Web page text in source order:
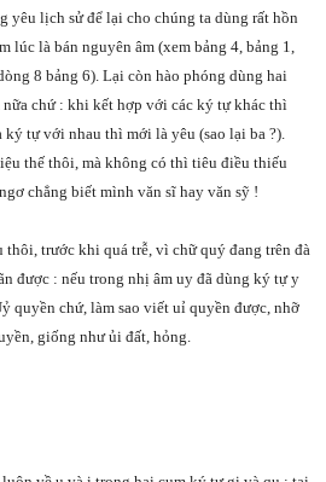
yêu lịch sử để lại cho chúng ta dùng rất hồn
lúc là bán nguyên âm (xem bảng 4, bảng 1,
8 bảng 6). Lại còn hào phóng dùng hai
nữa chứ : khi kết hợp với các ký tự khác thì
tự với nhau thì mới là yêu (sao lại ba ?).
thế thôi, mà không có thì tiêu điều thiếu
chẳng biết mình văn sĩ hay văn sỹ !
trước khi quá trễ, vì chữ quý đang trên đà
được : nếu trong nhị âm uy đã dùng ký tự y
quyền chứ, làm sao viết uỉ quyền được, nhỡ
giống như ủi đất, hỏng.